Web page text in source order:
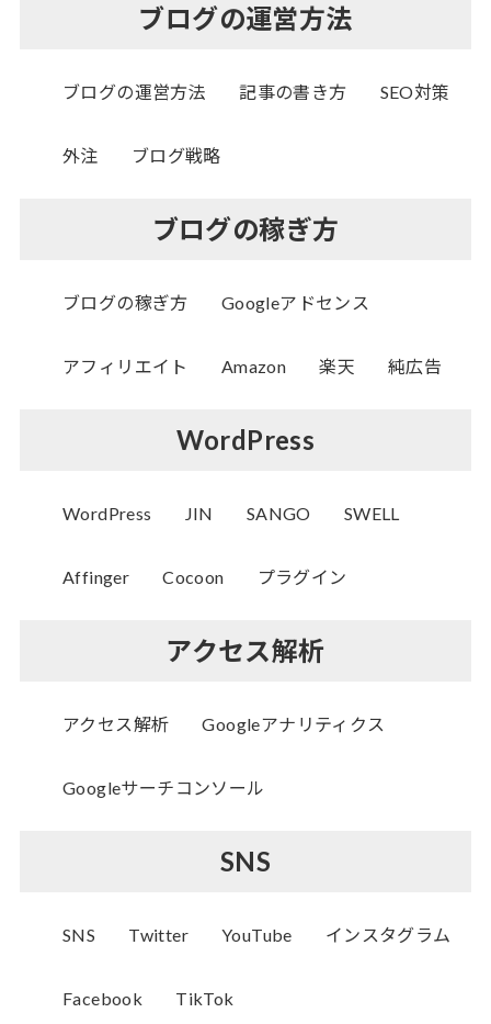
ブログの運営方法
ブログの運営方法 記事の書き方 SEO対策
外注 ブログ戦略
ブログの稼ぎ方
ブログの稼ぎ方 Googleアドセンス
アフィリエイト Amazon 楽天 純広告
WordPress
WordPress JIN SANGO SWELL
Affinger Cocoon プラグイン
アクセス解析
アクセス解析 Googleアナリティクス
Googleサーチコンソール
SNS
SNS Twitter YouTube インスタグラム
Facebook TikTok